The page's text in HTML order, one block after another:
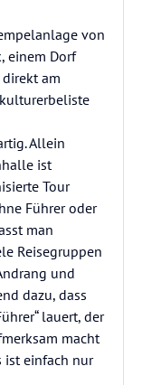
von
einem Dorf
am
Allein
ist
Tour
Führer oder
man
Reisegruppen
und
dazu, dass
lauert, der
macht
ist einfach nur